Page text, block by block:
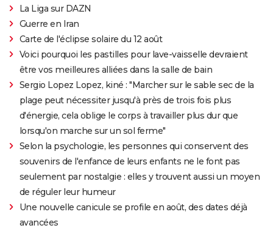
La Liga sur DAZN
Guerre en Iran
Carte de l'éclipse solaire du 12 août
Voici pourquoi les pastilles pour lave-vaisselle devraient
être vos meilleures alliées dans la salle de bain
Sergio Lopez Lopez, kiné : "Marcher sur le sable sec de la
plage peut nécessiter jusqu'à près de trois fois plus
d'énergie, cela oblige le corps à travailler plus dur que
lorsqu'on marche sur un sol ferme"
Selon la psychologie, les personnes qui conservent des
souvenirs de l'enfance de leurs enfants ne le font pas
seulement par nostalgie : elles y trouvent aussi un moyen
de réguler leur humeur
Une nouvelle canicule se profile en août, des dates déjà
avancées